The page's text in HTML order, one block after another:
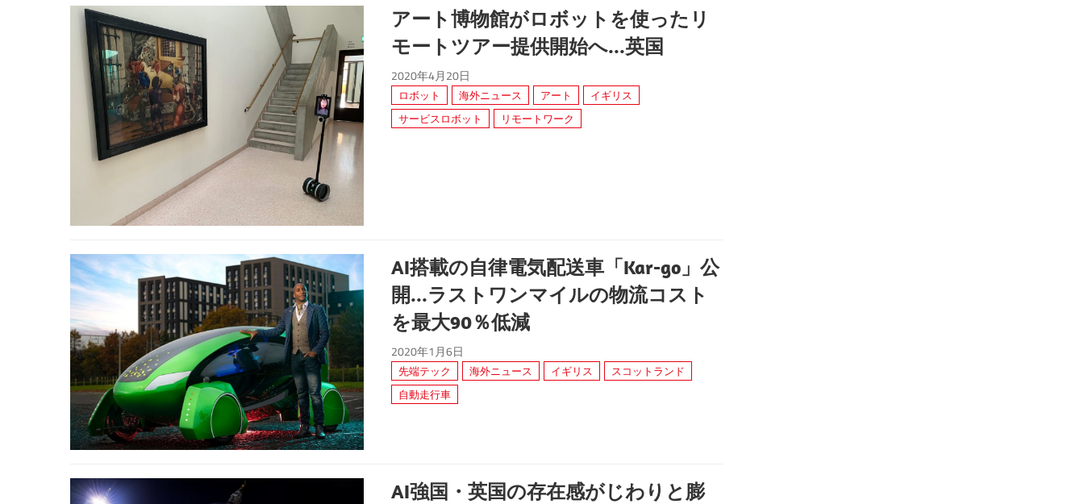
アート博物館がロボットを使ったリ
モートツアー提供開始へ...英国
2020年4月20日
ロボット 海外ニュース アート
イギリス
サービスロボット
リモートワーク
AI搭載の自律電気配送車「Kar-go」公
開...ラストワンマイルの物流コスト
を最大90％低減
2020年1月6日
先端テック 海外ニュース イギリス
スコットランド
自動走行車
AI強国・英国の存在感がじわりと膨